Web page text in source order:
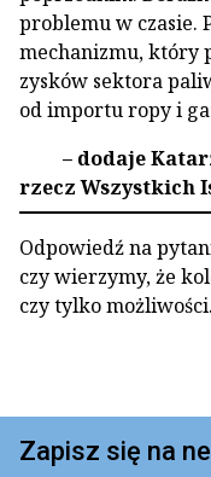
problemu w czasie.
mechanizmu, który
zysków sektora
od importu ropy i
– dodaje
rzecz Wszystkich
Odpowiedź na
czy wierzymy, że
czy tylko możliwości.
Zapisz się na